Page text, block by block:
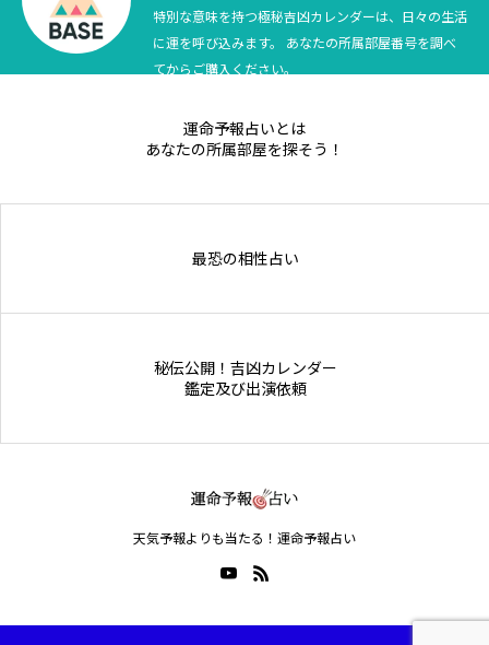
テニス四大大会・五輪
特別な意味を持つ極秘吉凶カレンダーは、日々の生活
に運を呼び込みます。 あなたの所属部屋番号を調べ
てからご購入ください。
運命予報占いとは
あなたの所属部屋を探そう！
最恐の相性占い
秘伝公開！吉凶カレンダー
鑑定及び出演依頼
天気予報よりも当たる！運命予報占い